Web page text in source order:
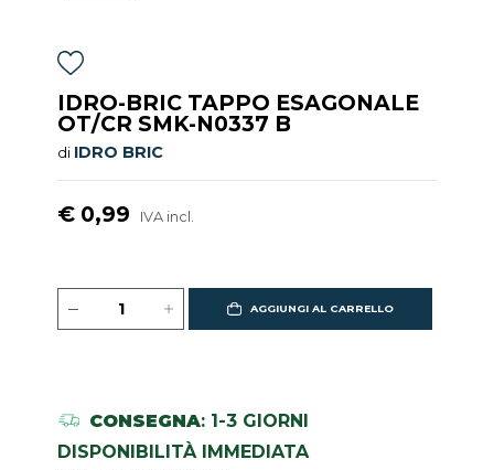
IDRO-BRIC TAPPO ESAGONALE
OT/CR SMK-N0337 B
di IDRO BRIC
€ 0,99 IVA incl.
AGGIUNGI AL CARRELLO
CONSEGNA: 1-3 GIORNI
DISPONIBILITÀ IMMEDIATA